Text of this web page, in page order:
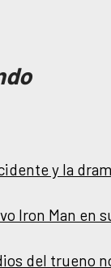
y la
Iron Man en
del trueno